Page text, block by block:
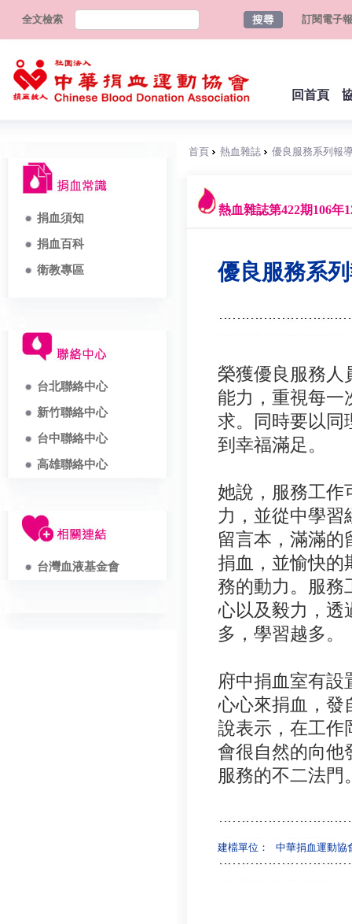
全文檢索 訂閱電子報
回首頁
捐血須知
捐血百科
衛教專區
台北聯絡中心
新竹聯絡中心
台中聯絡中心
高雄聯絡中心
台灣血液基金會
首頁 熱血雜誌 優良服務系列報
熱血雜誌第422期106年
優良服務系
榮獲優良服務人
能力，重視每一
求。同時要以同
到幸福滿足。
她說，服務工作
力，並從中學習
留言本，滿滿的
捐血，並愉快的
務的動力。服務
心以及毅力，透
多，學習越多。
府中捐血室有設
心心來捐血，發
說表示，在工作
會很自然的向他
服務的不二法門
建檔單位： 中華捐血運動協